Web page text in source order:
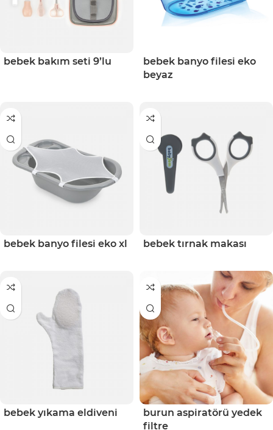
bebek bakım seti 9’lu
bebek banyo filesi eko
beyaz
bebek banyo filesi eko xl bebek tırnak makası
bebek yıkama eldiveni
burun aspiratörü yedek
filtre